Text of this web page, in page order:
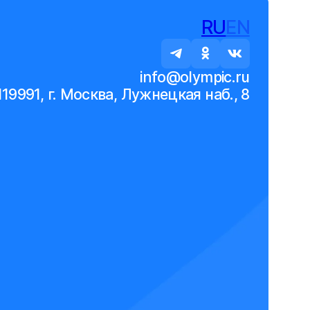
RUEN
info@olympic.ru
г. Москва, Лужнецкая наб., 8